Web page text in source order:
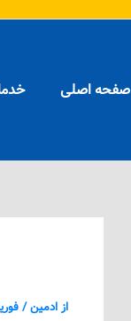
صفحه اصلی
ازادمین/فوریه